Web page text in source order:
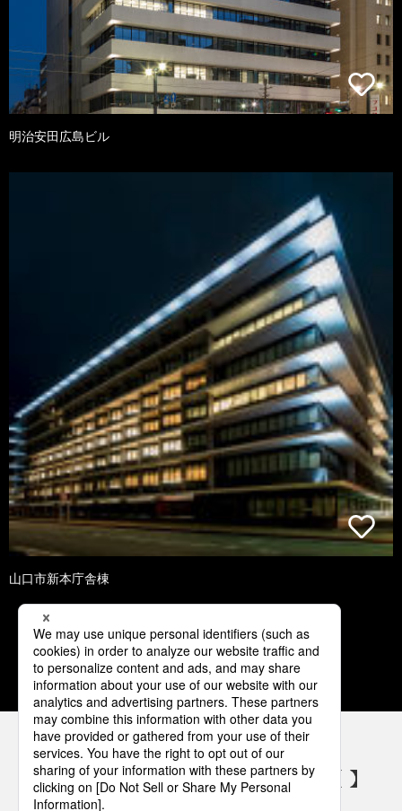
明治安田広島ビル
山口市新本庁舎棟
1 2 3 4 5
パナソニックの電気設備 SNSアカウント